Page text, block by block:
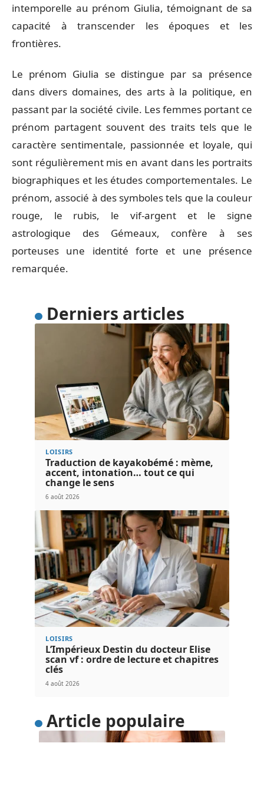
intemporelle au prénom Giulia, témoignant de sa
capacité à transcender les époques et les
frontières.
Le prénom Giulia se distingue par sa présence
dans divers domaines, des arts à la politique, en
passant par la société civile. Les femmes portant ce
prénom partagent souvent des traits tels que le
caractère sentimentale, passionnée et loyale, qui
sont régulièrement mis en avant dans les portraits
biographiques et les études comportementales. Le
prénom, associé à des symboles tels que la couleur
rouge, le rubis, le vif-argent et le signe
astrologique des Gémeaux, confère à ses
porteuses une identité forte et une présence
remarquée.
Derniers articles
LOISIRS
Traduction de kayakobémé : mème,
accent, intonation… tout ce qui
change le sens
6 août 2026
LOISIRS
L’Impérieux Destin du docteur Elise
scan vf : ordre de lecture et chapitres
clés
4 août 2026
Article populaire